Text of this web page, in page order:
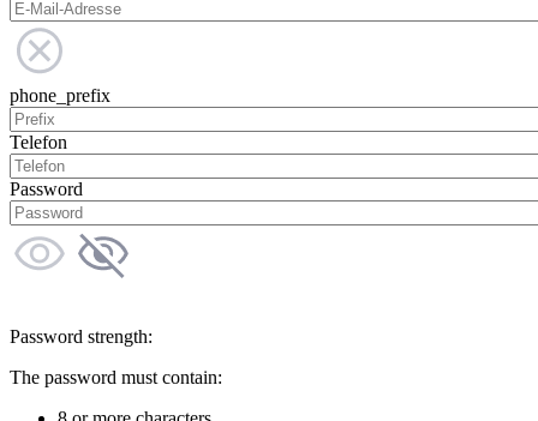
phone_prefix
Telefon
Password
Password strength:
The password must contain: